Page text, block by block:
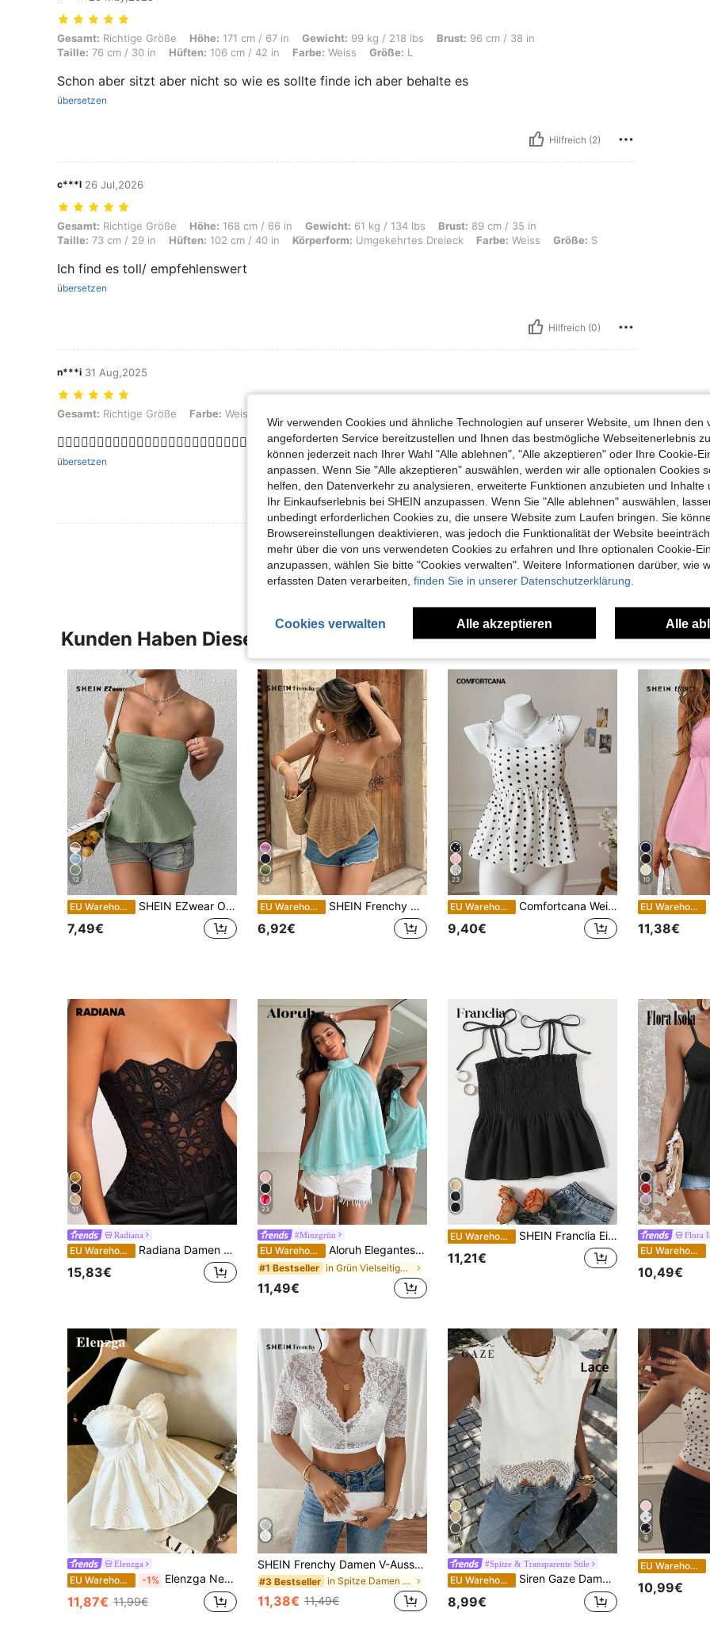
Gesamt: Richtige Größe, Höhe: 171 cm / 67 in, Gewicht: 99 kg / 218 lbs, Brust: 96 cm / 38 in, Taille: 76 cm / 30 in, Hüften: 106 cm / 42 in, Farbe: Weiss,
Gesamt: Richtige Größe Höhe: 171 cm / 67 in Gewicht: 99 kg / 218 lbs Brust: 96 cm / 38 in
Taille: 76 cm / 30 in Hüften: 106 cm / 42 in Farbe: Weiss Größe: L
Schon aber sitzt aber nicht so wie es sollte finde ich aber behalte es
übersetzen
Hilfreich (2)
c***l 26 Jul,2026
Gesamt: Richtige Größe, Höhe: 168 cm / 66 in, Gewicht: 61 kg / 134 lbs, Brust: 89 cm / 35 in, Taille: 73 cm / 29 in, Hüften: 102 cm / 40 in, Körperform:
Gesamt: Richtige Größe Höhe: 168 cm / 66 in Gewicht: 61 kg / 134 lbs Brust: 89 cm / 35 in
Taille: 73 cm / 29 in Hüften: 102 cm / 40 in Körperform: Umgekehrtes Dreieck Farbe: Weiss Größe: S
Ich find es toll/ empfehlenswert
übersetzen
Hilfreich (0)
n***i 31 Aug,2025
Gesamt: Richtige Größe, Farbe: Weiss, Größe: M
Gesamt: Richtige Größe Farbe: Weiss
👍🏼👍🏼👍🏼👍🏼👍🏼👍🏼👍🏼👍🏼👍🏼👍🏼👍🏼👍🏼👍🏼👍🏼👍🏼👍🏼👍🏼👍🏼👍🏼👍🏼👍🏼👍🏼👍🏼👍🏼👍🏼👍🏼👍🏼👍🏼👍🏼👍🏼
übersetzen
Hilfreich (0)
Mehr Bewertungen Ansehen
Kunden Haben Diese Artikel Auch Angeschaut
12
EU Warehouse SHEIN EZwear Olivgrüner gestrickter Röhrentop, lässiges Trägertop für Frauen, trägerloses Top für Frauen, olivgrüner Röhrentop, salbeigrüner Top, sexy Tops für Frauen im Sommer, olivgrüner Top, trägerloses Shirt, khakifarbenes Top, Sommertop, Damen Sommeroutfits, Damen Tops für den Sommer, lässige Sommertops
7,49€
24
EU Warehouse SHEIN Frenchy Damen einfarbiges Bandeau-Top mit gerüschtem Saum, für den Urlaub
6,92€
23
EU Warehouse Comfortcana Weiße gewebte Damen Trägertop mit Punkten
9,40€
10
EU Warehouse
11,38€
11
Radiana
EU Warehouse Radiana Damen Spitze Sexy Slim Fit Bandeau Top
15,83€
23
#Minzgrün
EU Warehouse Aloruh Elegantes glänzendes rosa Damen-Top mit rückenfreiem Design
#1 Bestseller in Grün Vielseitige Alltagsoberteile
11,49€
EU Warehouse SHEIN Franclia Einfarbiges geknotetes Trägerhemd, lässiger Sommertag-Alltagsartikel
11,21€
20
Flora
EU Warehouse
10,49€
Elenzga
EU Warehouse -1% Elenzga Neue elegante Mode Casual Design Spaghetti-Träger Schleife Strick Textur Ausschnitt Taille schlankende sexy Camisole Top, vielseitig für den täglichen Gebrauch und Dates, Frühling/Sommer
11,87€ 11,99€
SHEIN Frenchy Damen V-Ausschnitt Dirndl Crop Top mit kurzen Ärmeln und Spitzen Tailleneinsatz, leger, Oktoberfest Tracht
#3 Bestseller in Spitze Damen Oberteile, Blusen & T-Shirts
11,38€ 11,49€
17
#Spitze & Transparente Stile
EU Warehouse Siren Gaze Damen Sommer Casual Urlaub Pendler einfarbiges Kontrast Spitze ärmelloses loses Trägershirt
8,99€
6
EU Warehouse
10,99€
Wir verwenden Cookies und ähnliche Technologien auf unserer Website, um Ihnen den
angeforderten Service bereitzustellen und Ihnen das bestmögliche Webseitenerlebnis
können jederzeit nach Ihrer Wahl "Alle ablehnen", "Alle akzeptieren" oder Ihre Cookie-
anpassen. Wenn Sie "Alle akzeptieren" auswählen, werden wir alle optionalen Cookies
helfen, den Datenverkehr zu analysieren, erweiterte Funktionen anzubieten und Inhalte
Ihr Einkaufserlebnis bei SHEIN anzupassen. Wenn Sie "Alle ablehnen" auswählen,
unbedingt erforderlichen Cookies zu, die unsere Website zum Laufen bringen. Sie
Browsereinstellungen deaktivieren, was jedoch die Funktionalität der Website
mehr über die von uns verwendeten Cookies zu erfahren und Ihre optionalen Cookie-
anzupassen, wählen Sie bitte "Cookies verwalten". Weitere Informationen darüber, wie
erfassten Daten verarbeiten, finden Sie in unserer Datenschutzerklärung.
Cookies verwalten Alle akzeptieren Alle